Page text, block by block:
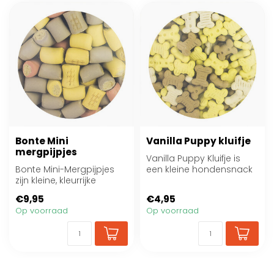
Bonte Mini
mergpijpjes
Bonte Mini-Mergpijpjes
zijn kleine, kleurrijke
zachte vulli...
€9,95
Op voorraad
Vanilla Puppy kluifje
Vanilla Puppy Kluifje is
een kleine hondensnack
€4,95
Op voorraad